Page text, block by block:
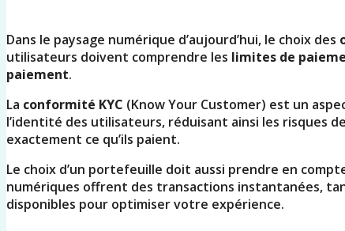
Dans le paysage numérique d’aujourd’hui, le choix des
utilisateurs doivent comprendre les limites de
paiement.
La conformité KYC (Know Your Customer) est un
l’identité des utilisateurs, réduisant ainsi les risques
exactement ce qu’ils paient.
Le choix d’un portefeuille doit aussi prendre en
numériques offrent des transactions instantanées,
disponibles pour optimiser votre expérience.